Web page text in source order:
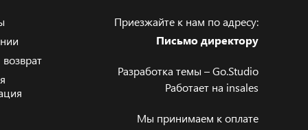
Приезжайте к нам по адресу:
Письмо директору
Разработка темы –Go.Studio
Работает на insales
Мы принимаем к оплате